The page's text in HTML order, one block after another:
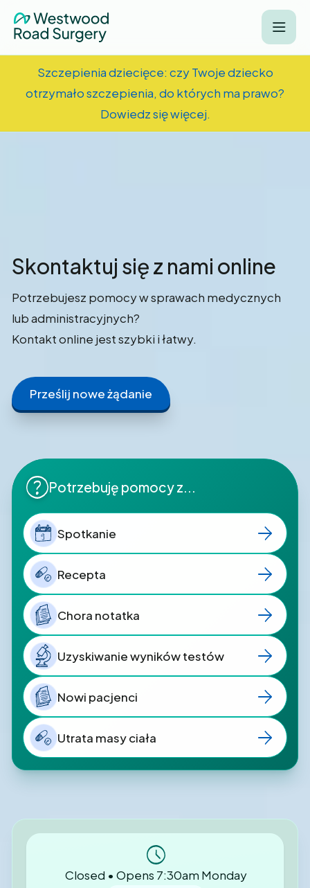
Szczepienia dziecięce: czy Twoje dziecko
otrzymało szczepienia, do których ma prawo?
Dowiedz się więcej.
Skontaktuj się z nami online
Potrzebujesz pomocy w sprawach medycznych
lub administracyjnych?
Kontakt online jest szybki i łatwy.
Prześlij nowe żądanie
Potrzebuję pomocy z...
9 Spotkanie
Recepta
Chora notatka
Uzyskiwanie wyników testów
Nowi pacjenci
Utrata masy ciała
Closed • Opens 7:30am Monday